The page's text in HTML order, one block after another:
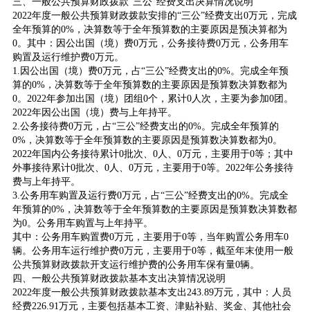
2022年度一般公共预算财政拨款安排的“三公”经费支出0万元，完成
全年预算的0%，决算数等于全年预算数的主要原因是预决算都为
0。其中：因公出国（境）费0万元，公务接待费0万元，公务用车
购置及运行维护费0万元。
1.因公出国（境）费0万元，占“三公”经费支出的0%。完成全年预
算的0%，决算数等于全年预算数的主要原因是预算数决算数都为
0。2022年参加出国（境）团组0个，累计0人次，主要为参加0团。
2022年因公出国（境）费与上年持平。
2.公务接待费0万元，占“三公”经费支出的0%。完成全年预算的
0%，决算数等于全年预算数的主要原因是预算数决算数都为0。
2022年国内公务接待累计0批次、0人、0万元，主要用于0等；其中
外事接待累计0批次、0人、0万元，主要用于0等。2022年公务接待
费与上年持平。
3.公务用车购置及运行费0万元，占“三公”经费支出的0%。完成全
年预算的0%，决算数等于全年预算数的主要原因是预算数决算数都
为0。公务用车购置与上年持平。
其中：公务用车购置费0万元，主要用于0等，当年购置公务用车0
辆。公务用车运行维护费0万元，主要用于0等，截至年末使用一般
公共预算财政拨款开支运行维护费的公务用车保有量0辆。
四、一般公共预算财政拨款基本支出决算情况说明
2022年度一般公共预算财政拨款基本支出243.89万元，其中：人员
经费226.91万元，主要包括基本工资、津贴补贴、奖金、其他社会